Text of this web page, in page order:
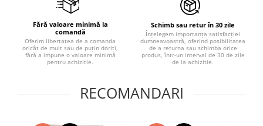
Fără valoare minimă la
comandă
Oferim libertatea de a comanda
oricât de mult sau de puțin doriți,
fără a impune o valoare minimă
pentru achiziție.
Schimb sau retur în 30 zile
Înțelegem importanța satisfacției
dumneavoastră, oferind posibilitatea
de a returna sau schimba orice
produs, într-un interval de 30 de zile
de la achiziție.
RECOMANDARI